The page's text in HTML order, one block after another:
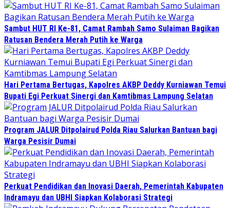
Sambut HUT RI Ke-81, Camat Rambah Samo Sulaiman Bagikan
Ratusan Bendera Merah Putih ke Warga
Hari Pertama Bertugas, Kapolres AKBP Deddy Kurniawan Temui
Bupati Egi Perkuat Sinergi dan Kamtibmas Lampung Selatan
Program JALUR Ditpolairud Polda Riau Salurkan Bantuan bagi
Warga Pesisir Dumai
Perkuat Pendidikan dan Inovasi Daerah, Pemerintah Kabupaten
Indramayu dan UBHI Siapkan Kolaborasi Strategi